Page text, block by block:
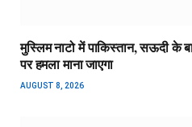
मुस्लिम नाटो में पाकिस्तान, सऊदी के
पर हमला माना जाएगा
AUGUST 8, 2026